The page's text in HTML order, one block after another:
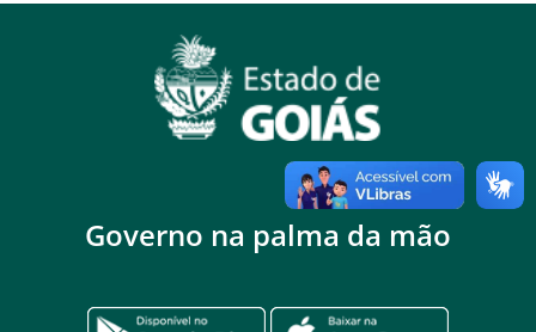
Governo na palma da mão